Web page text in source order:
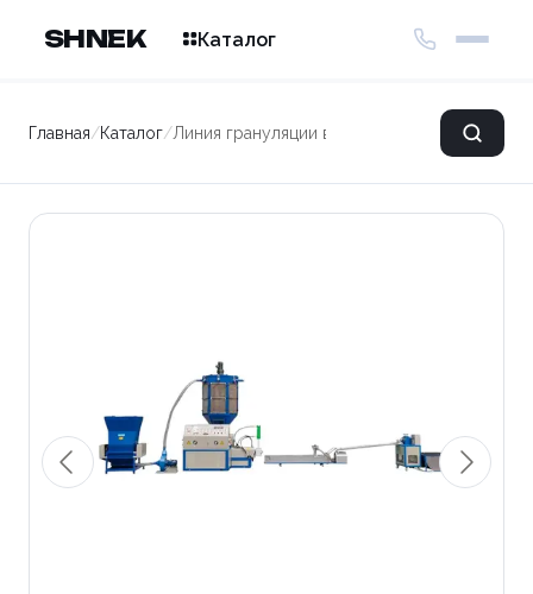
SHNEK Каталог
Главная/Каталог/Линия грануляции вспененного материала